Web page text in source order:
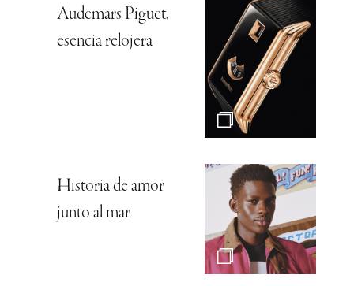
Audemars Piguet,
esencia relojera
Historia de amor
junto al mar